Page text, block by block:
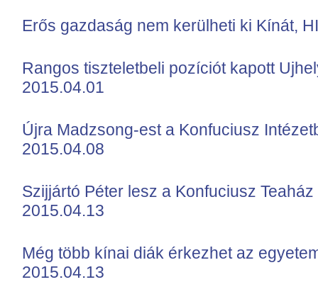
Erős gazdaság nem kerülheti ki Kínát,
Rangos tiszteletbeli pozíciót kapott
2015.04.01
Újra Madzsong-est a Konfuciusz
2015.04.08
Szijjártó Péter lesz a Konfuciusz
2015.04.13
Még több kínai diák érkezhet az
2015.04.13